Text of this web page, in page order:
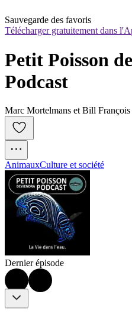
Sauvegarde des favoris
Télécharger gratuitement dans
Petit Poisson
Podcast
Marc Mortelmans et Bill François
AnimauxCulture et société
Dernier épisode